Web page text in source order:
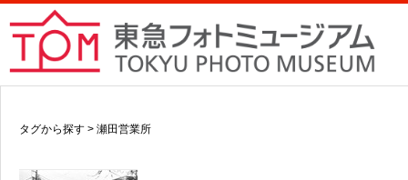
タグから探す > 瀬田営業所